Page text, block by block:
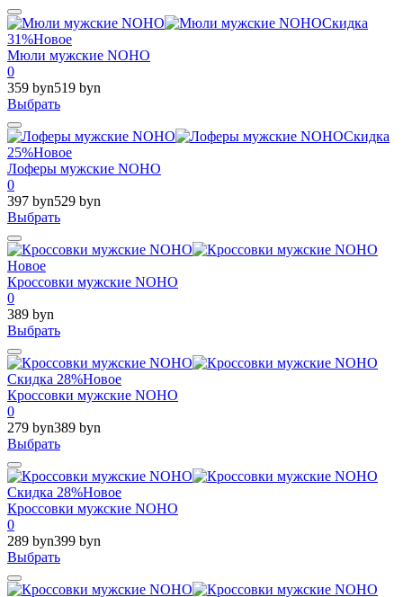
Скидка
31%Новое
Мюли мужские NOHO
0
359 byn519 byn
Выбрать
Скидка
25%Новое
Лоферы мужские NOHO
0
397 byn529 byn
Выбрать
Новое
Кроссовки мужские NOHO
0
389 byn
Выбрать
Скидка 28%Новое
Кроссовки мужские NOHO
0
279 byn389 byn
Выбрать
Скидка 28%Новое
Кроссовки мужские NOHO
0
289 byn399 byn
Выбрать